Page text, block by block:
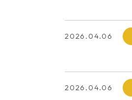
2026.04.06
2026.04.06